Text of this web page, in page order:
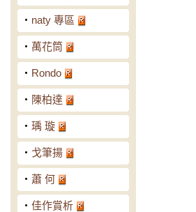
‧ naty 專區
‧ 萬花筒
‧ Rondo
‧ 陳柏達
‧ 瑀 璇
‧ 戈筆揚
‧ 蕭 何
‧ 佳作賞析